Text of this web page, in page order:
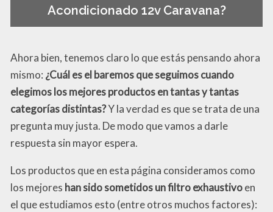
Acondicionado 12v Caravana?
Ahora bien, tenemos claro lo que estás pensando ahora
mismo: ¿Cuál es el baremos que seguimos cuando
elegimos los mejores productos en tantas y tantas
categorías distintas?Y la verdad es que se trata de una
pregunta muy justa. De modo que vamos a darle
respuesta sin mayor espera.
Los productos que en esta página consideramos como
los mejores han sido sometidos un filtro exhaustivoen
el que estudiamos esto (entre otros muchos factores):